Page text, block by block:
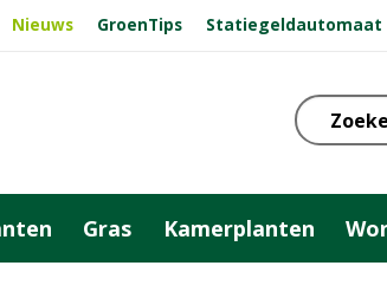
Nieuws GroenTips Statiegeldautomaat
Gras Kamerplanten